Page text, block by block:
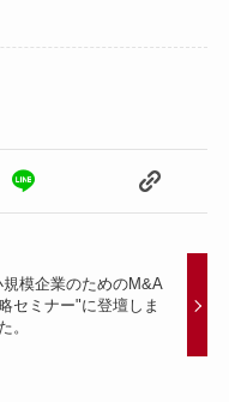
規模企業のためのM&A
セミナー"に登壇しま
。